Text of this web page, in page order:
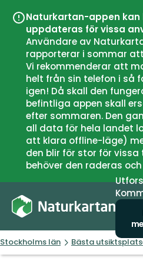
Naturkartan-appen kan
uppdateras för vissa
Användare av
rapporterar i sommar
Vi rekommenderar att
helt från sin telefon i så
igen! Då skall den
befintliga appen skall
efter sommaren. Den
all data för hela landet
att klara offline-läge)
den blir för stor för vissa
behöver den raderas
Stockholms län Bästa